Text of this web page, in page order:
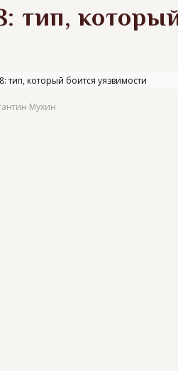
тип,
тип, который боится уязвимости
Мухин